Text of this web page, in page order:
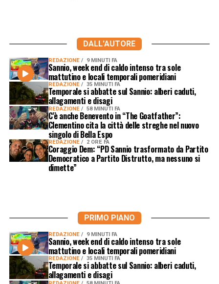
DALL'AUTORE
REDAZIONE 9 MINUTI FA
Sannio, week end di caldo intenso tra sole
mattutino e locali temporali pomeridiani
REDAZIONE 35 MINUTI FA
Temporale si abbatte sul Sannio: alberi caduti,
allagamenti e disagi
REDAZIONE 58 MINUTI FA
C’è anche Benevento in “The Goatfather”:
Clementino cita la città delle streghe nel nuovo
singolo di Bella Espo
REDAZIONE 2 ORE FA
Coraggio Dem: “PD Sannio trasformato da Partito
Democratico a Partito Distrutto, ma nessuno si
dimette”
PRIMO PIANO
REDAZIONE 9 MINUTI FA
Sannio, week end di caldo intenso tra sole
mattutino e locali temporali pomeridiani
REDAZIONE 35 MINUTI FA
Temporale si abbatte sul Sannio: alberi caduti,
allagamenti e disagi